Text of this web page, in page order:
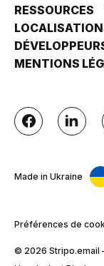
RESSOURCES
MENTIONS
Made in Ukraine
Préférences de
© 2026 Stripо.email